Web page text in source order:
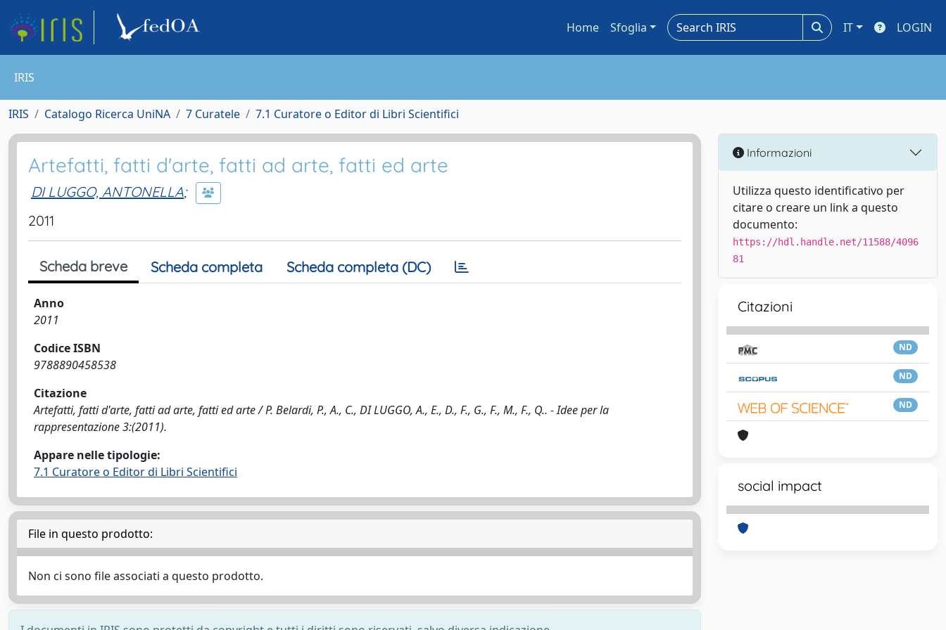
Home Sfoglia IT LOGIN
IRIS
IRIS Catalogo Ricerca UniNA 7 Curatele 7.1 Curatore o Editor di Libri Scientifici
Artefatti, fatti d'arte, fatti ad arte, fatti ed arte
DI LUGGO, ANTONELLA;
2011
Scheda breve Scheda completa Scheda completa (DC)
Anno
2011
Codice ISBN
9788890458538
Citazione
Artefatti, fatti d'arte, fatti ad arte, fatti ed arte / P. Belardi, P., A., C., DI LUGGO, A., E., D., F., G., F., M., F., Q.. - Idee per la
rappresentazione 3:(2011).
Appare nelle tipologie:
7.1 Curatore o Editor di Libri Scientifici
File in questo prodotto:
Non ci sono file associati a questo prodotto.
Informazioni
Utilizza questo identificativo per
citare o creare un link a questo
documento:
https://hdl.handle.net/11588/4096
81
Citazioni
ND
ND
ND
social impact